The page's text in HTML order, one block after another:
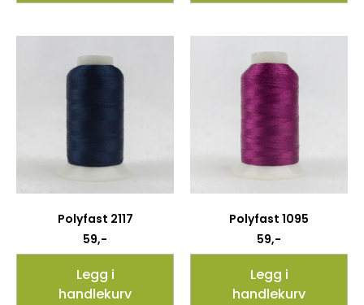
Polyfast 2117
59,-
Legg i
handlekurv
Polyfast 1095
59,-
Legg i
handlekurv